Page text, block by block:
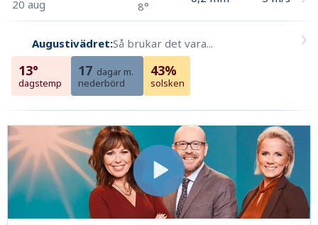
20 aug
8°
Augustivädret:Så brukar det vara...
13°
dagstemp
17 dagar m.
nederbörd
43%
solsken